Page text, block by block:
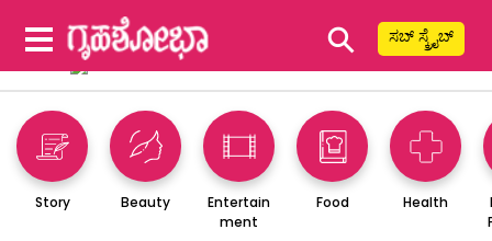
⚲ ಸಬ್ ಸ್ಕ್ರೈಬ್
Story Beauty
Entertain
ment
Food Health